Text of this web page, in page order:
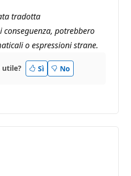
tradotta
potrebbero
o espressioni strane.
utile? Sì No